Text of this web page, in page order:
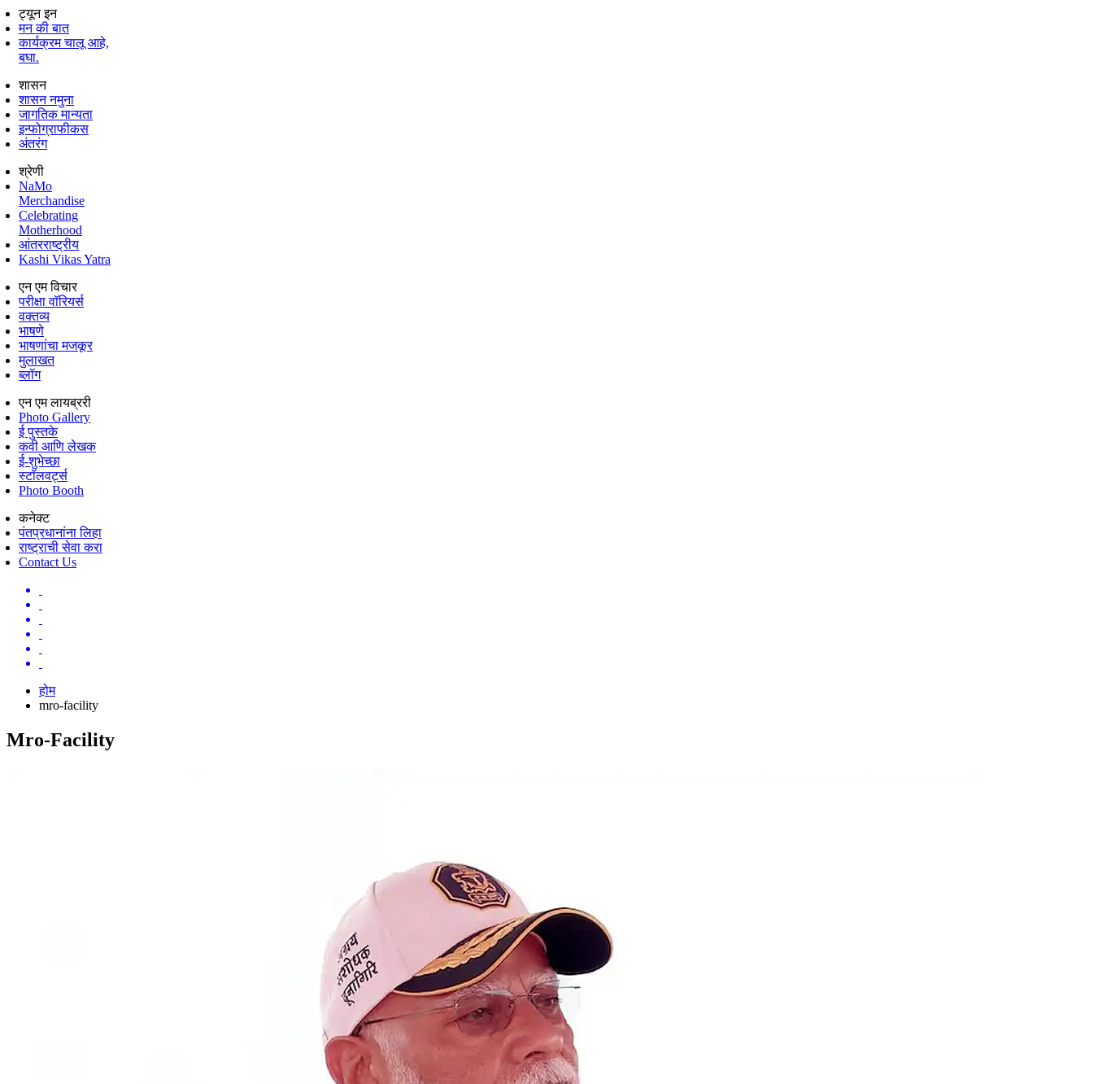
ट्यून इन
मन की बात
कार्यक्रम चालू आहे,
बघा.
शासन
शासन नमुना
जागतिक मान्यता
इन्फोग्राफीकस
अंतरंग
श्रेणी
NaMo
Merchandise
Celebrating
Motherhood
आंतरराष्ट्रीय
Kashi Vikas Yatra
एन एम विचार
परीक्षा वॉरियर्स
वक्तव्य
भाषणे
भाषणांचा मजकूर
मुलाखत
ब्लॉग
एन एम लायब्ररी
Photo Gallery
ई पुस्तके
कवी आणि लेखक
ई-शुभेच्छा
स्टॉलवर्ट्स
Photo Booth
कनेक्ट
पंतप्रधानांना लिहा
राष्ट्राची सेवा करा
Contact Us
होम
mro-facility
Mro-Facility